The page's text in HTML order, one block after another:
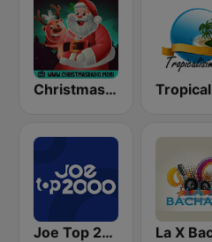
Christmas Radio
Joe Top 2000